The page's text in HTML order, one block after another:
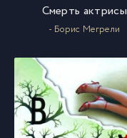
Смерть актрисы
- Борис Мегрели